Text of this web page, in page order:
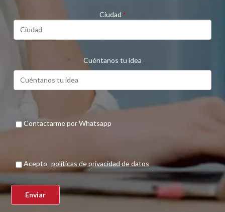
Ciudad *
Cuéntanos tu idea
Contactarme por Whatsapp
Acepto políticas de privacidad de datos